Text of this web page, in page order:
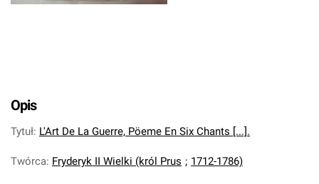
Opis
Tytuł: L'Art De La Guerre, Pöeme En Six Chants [...].
Twórca: Fryderyk II Wielki (król Prus ; 1712-1786)